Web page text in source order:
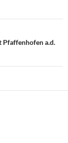
Pfaffenhofen a.d.